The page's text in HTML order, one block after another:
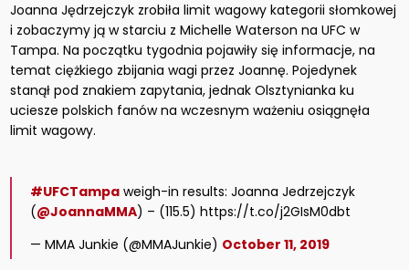
Joanna Jędrzejczyk zrobiła limit wagowy kategorii słomkowej
i zobaczymy ją w starciu z Michelle Waterson na UFC w
Tampa. Na początku tygodnia pojawiły się informacje, na
temat ciężkiego zbijania wagi przez Joannę. Pojedynek
stanął pod znakiem zapytania, jednak Olsztynianka ku
uciesze polskich fanów na wczesnym ważeniu osiągnęła
limit wagowy.
#UFCTampa weigh-in results: Joanna Jedrzejczyk
(@JoannaMMA) – (115.5) https://t.co/j2GIsM0dbt
— MMA Junkie (@MMAJunkie) October 11, 2019